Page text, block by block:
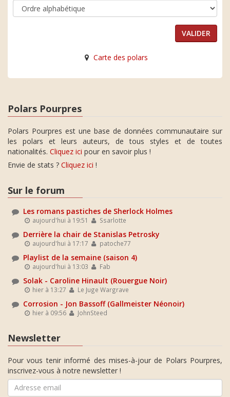
Carte des polars
Polars Pourpres
Polars Pourpres est une base de données communautaire sur
les polars et leurs auteurs, de tous styles et de toutes
nationalités. Cliquez ici pour en savoir plus !
Envie de stats ? Cliquez ici !
Sur le forum
Les romans pastiches de Sherlock Holmes
aujourd'hui à 19:51 Ssarlotte
Derrière la chair de Stanislas Petrosky
aujourd'hui à 17:17 patoche77
Playlist de la semaine (saison 4)
aujourd'hui à 13:03 Fab
Solak - Caroline Hinault (Rouergue Noir)
hier à 13:27 Le Juge Wargrave
Corrosion - Jon Bassoff (Gallmeister Néonoir)
hier à 09:56 JohnSteed
Newsletter
Pour vous tenir informé des mises-à-jour de Polars Pourpres,
inscrivez-vous à notre newsletter !